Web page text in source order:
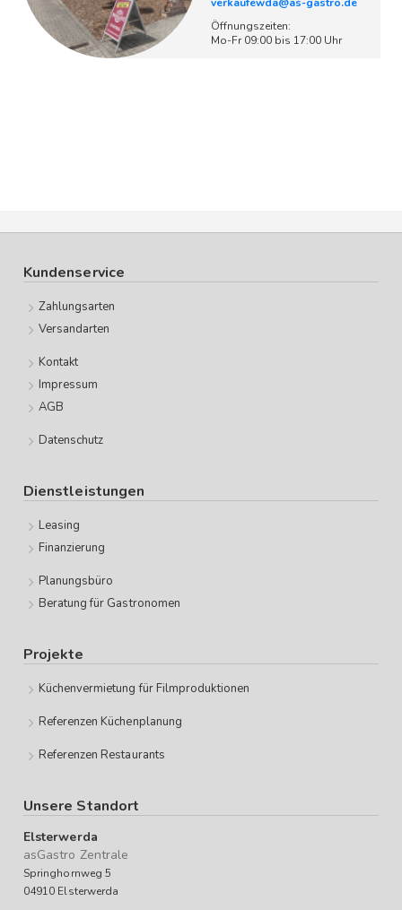
Öffnungszeiten:
Mo-Fr 09:00 bis 17:00 Uhr
Kundenservice
Zahlungsarten
Versandarten
Kontakt
Impressum
AGB
Datenschutz
Dienstleistungen
Leasing
Finanzierung
Planungsbüro
Beratung für Gastronomen
Projekte
Küchenvermietung für Filmproduktionen
Referenzen Küchenplanung
Referenzen Restaurants
Unsere Standort
Elsterwerda
asGastro Zentrale
Springhornweg 5
04910 Elsterwerda